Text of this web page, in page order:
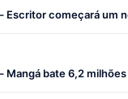
Escritor começará um
Mangá bate 6,2